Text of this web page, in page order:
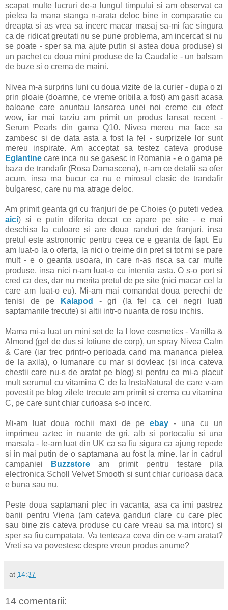
scapat multe lucruri de-a lungul timpului si am observat ca
pielea la mana stanga n-arata deloc bine in comparatie cu
dreapta si as vrea sa incerc macar masaj sa-mi fac singura
ca de ridicat greutati nu se pune problema, am incercat si nu
se poate - sper sa ma ajute putin si astea doua produse) si
un pachet cu doua mini produse de la Caudalie - un balsam
de buze si o crema de maini.
Nivea m-a surprins luni cu doua vizite de la curier - dupa o zi
prin ploaie (doamne, ce vreme oribila a fost) am gasit acasa
baloane care anuntau lansarea unei noi creme cu efect
wow, iar mai tarziu am primit un produs lansat recent -
Serum Pearls din gama Q10. Nivea mereu ma face sa
zambesc si de data asta a fost la fel - surprizele lor sunt
mereu inspirate. Am acceptat sa testez cateva produse
Eglantine care inca nu se gasesc in Romania - e o gama pe
baza de trandafir (Rosa Damascena), n-am ce detalii sa ofer
acum, insa ma bucur ca nu e mirosul clasic de trandafir
bulgaresc, care nu ma atrage deloc.
Am primit geanta gri cu franjuri de pe Choies (o puteti vedea
aici) si e putin diferita decat ce apare pe site - e mai
deschisa la culoare si are doua randuri de franjuri, insa
pretul este astronomic pentru ceea ce e geanta de fapt. Eu
am luat-o la o oferta, la nici o treime din pret si tot mi se pare
mult - e o geanta usoara, in care n-as risca sa car multe
produse, insa nici n-am luat-o cu intentia asta. O s-o port si
cred ca des, dar nu merita pretul de pe site (nici macar cel la
care am luat-o eu). Mi-am mai comandat doua perechi de
tenisi de pe
Kalapod
- gri (la fel ca cei negri luati
saptamanile trecute) si altii intr-o nuanta de rosu inchis.
Mama mi-a luat un mini set de la I love cosmetics - Vanilla &
Almond (gel de dus si lotiune de corp), un spray Nivea Calm
& Care (iar trec printr-o perioada cand ma mananca pielea
de la axila), o lumanare cu mar si dovleac (si inca cateva
chestii care nu-s de aratat pe blog) si pentru ca mi-a placut
mult serumul cu vitamina C de la InstaNatural de care v-am
povestit pe blog zilele trecute am primit si crema cu vitamina
C, pe care sunt chiar curioasa s-o incerc.
Mi-am luat doua rochii maxi de peebay - una cu un
imprimeu aztec in nuante de gri, alb si portocaliu si una
marsala - le-am luat din UK ca sa fiu sigura ca ajung repede
si in mai putin de o saptamana au fost la mine. Iar in cadrul
campaniei
Buzzstore am primit pentru testare pila
electronica Scholl Velvet Smooth si sunt chiar curioasa daca
e buna sau nu.
Peste doua saptamani plec in vacanta, asa ca imi pastrez
banii pentru Viena (am cateva ganduri clare cu care plec
sau bine zis cateva produse cu care vreau sa ma intorc) si
sper sa fiu cumpatata. Va tenteaza ceva din ce v-am aratat?
Vreti sa va povestesc despre vreun produs anume?
at 14:37
14 comentarii: